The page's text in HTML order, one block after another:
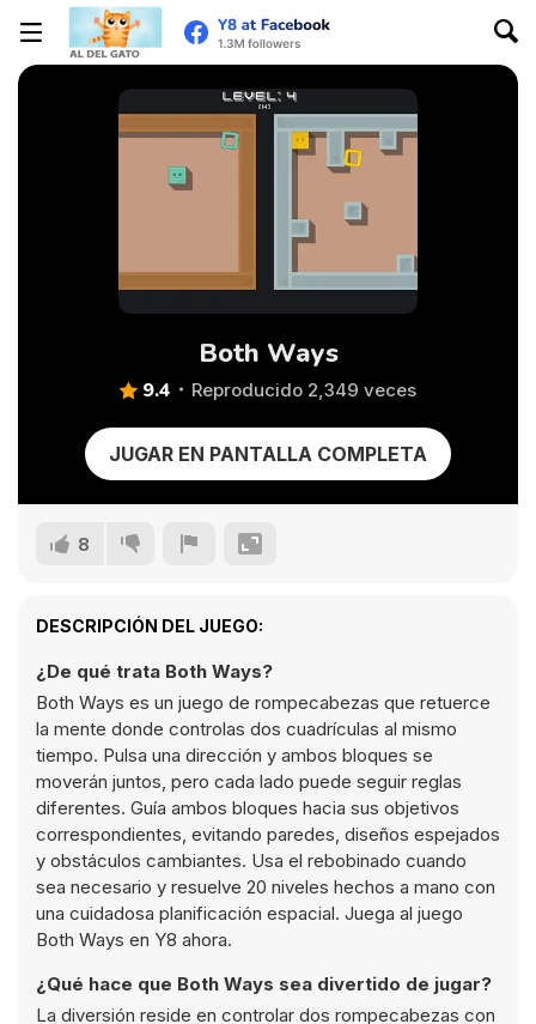
Both Ways
9.4 Reproducido 2,349 veces
JUGAR EN PANTALLA COMPLETA
8
DESCRIPCIÓN DEL JUEGO:
¿De qué trata Both Ways?
Both Ways es un juego de rompecabezas que retuerce
la mente donde controlas dos cuadrículas al mismo
tiempo. Pulsa una dirección y ambos bloques se
moverán juntos, pero cada lado puede seguir reglas
diferentes. Guía ambos bloques hacia sus objetivos
correspondientes, evitando paredes, diseños espejados
y obstáculos cambiantes. Usa el rebobinado cuando
sea necesario y resuelve 20 niveles hechos a mano con
una cuidadosa planificación espacial. Juega al juego
Both Ways en Y8 ahora.
¿Qué hace que Both Ways sea divertido de jugar?
La diversión reside en controlar dos rompecabezas con